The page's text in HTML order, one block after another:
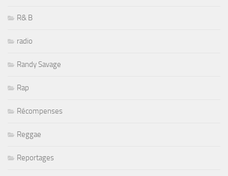
R& B
radio
Randy Savage
Rap
Récompenses
Reggae
Reportages